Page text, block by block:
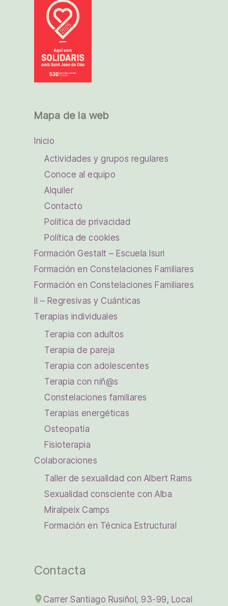
Mapa de la web
Inicio
Actividades y grupos regulares
Conoce al equipo
Alquiler
Contacto
Política de privacidad
Política de cookies
Formación Gestalt – Escuela Isuri
Formación en Constelaciones Familiares
Formación en Constelaciones Familiares
II – Regresivas y Cuánticas
Terapias individuales
Terapia con adultos
Terapia de pareja
Terapia con adolescentes
Terapia con niñ@s
Constelaciones familiares
Terapias energéticas
Osteopatía
Fisioterapia
Colaboraciones
Taller de sexualidad con Albert Rams
Sexualidad consciente con Alba
Miralpeix Camps
Formación en Técnica Estructural
Contacta
Carrer Santiago Rusiñol, 93-99, Local